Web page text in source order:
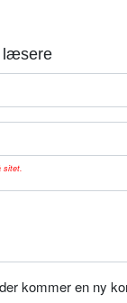
læsere
sitet.
kommer en ny